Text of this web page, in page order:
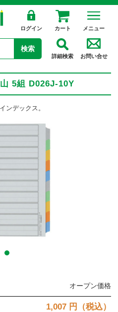
ログイン カート メニュー
検索
詳細検索 お問い合せ
5組 D026J-10Y
ンデックス。
オープン価格
1,007 円（税込）